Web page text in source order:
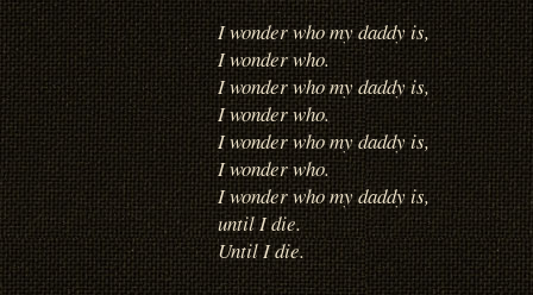
I wonder who my daddy is,
I wonder who.
I wonder who my daddy is,
I wonder who.
I wonder who my daddy is,
I wonder who.
I wonder who my daddy is,
until I die.
Until I die.